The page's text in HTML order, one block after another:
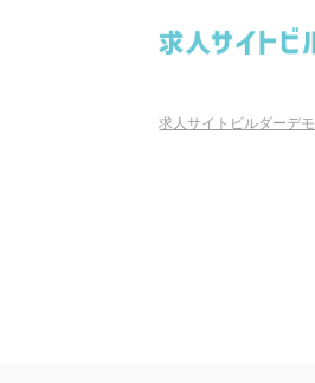
求人サイトビルダーデモ